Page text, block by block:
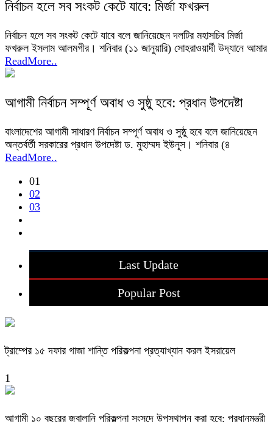
নির্বাচন হলে সব সংকট কেটে যাবে: মির্জা ফখরুল
নির্বাচন হলে সব সংকট কেটে যাবে বলে জানিয়েছেন দলটির মহাসচিব মির্জা
ফখরুল ইসলাম আলমগীর। শনিবার (১১ জানুয়ারি) সোহরাওয়ার্দী উদ্যানে আমার
ReadMore..
আগামী নির্বাচন সম্পূর্ণ অবাধ ও সুষ্ঠু হবে: প্রধান উপদেষ্টা
বাংলাদেশের আগামী সাধারণ নির্বাচন সম্পূর্ণ অবাধ ও সুষ্ঠু হবে বলে জানিয়েছেন
অন্তর্বর্তী সরকারের প্রধান উপদেষ্টা ড. মুহাম্মদ ইউনূস। শনিবার (৪
ReadMore..
01
02
03
Last Update
Popular Post
ট্রাম্পের ১৫ দফার গাজা শান্তি পরিকল্পনা প্রত্যাখ্যান করল ইসরায়েল
1
আগামী ১০ বছরের জ্বালানি পরিকল্পনা সংসদে উপস্থাপন করা হবে: প্রধানমন্ত্রী